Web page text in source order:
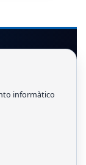
informàtico